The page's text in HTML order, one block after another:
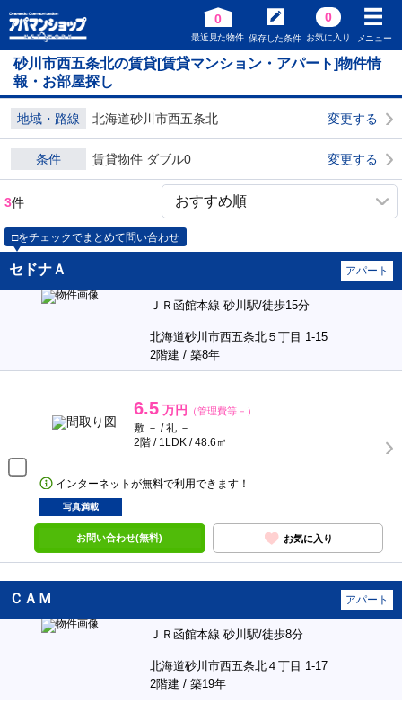
0
最近見た物件 保存した条件
0
お気に入り メニュー
砂川市西五条北の賃貸[賃貸マンション・アパート]物件情
報・お部屋探し
地域・路線 北海道砂川市西五条北 変更する
条件 賃貸物件 ダブル0 変更する
3件
□をチェックでまとめて問い合わせ
セドナＡ アパート
ＪＲ函館本線 砂川駅/徒歩15分
北海道砂川市西五条北５丁目 1-15
2階建 / 築8年
6.5 万円 （管理費等－）
敷 － / 礼 －
2階 / 1LDK / 48.6㎡
インターネットが無料で利用できます！
写真満載
お問い合わせ(無料) お気に入り
ＣＡＭ アパート
ＪＲ函館本線 砂川駅/徒歩8分
北海道砂川市西五条北４丁目 1-17
2階建 / 築19年